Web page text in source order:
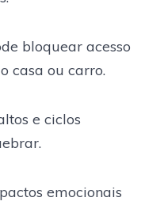
bloquear acesso
casa ou carro.
e ciclos
emocionais